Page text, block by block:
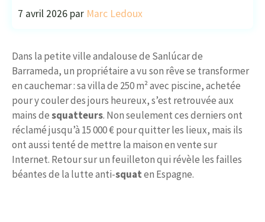
7 avril 2026 par Marc Ledoux
Dans la petite ville andalouse de Sanlúcar de
Barrameda, un propriétaire a vu son rêve se transformer
en cauchemar : sa villa de 250 m² avec piscine, achetée
pour y couler des jours heureux, s’est retrouvée aux
mains desquatteurs. Non seulement ces derniers ont
réclamé jusqu’à 15 000 € pour quitter les lieux, mais ils
ont aussi tenté de mettre la maison en vente sur
Internet. Retour sur un feuilleton qui révèle les failles
béantes de la lutte anti-squaten Espagne.